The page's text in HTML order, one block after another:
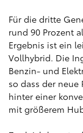
Für die dritte
rund 90 Prozent
Ergebnis ist ein
Vollhybrid. Die
Benzin- und
so dass der
hinter einer
mit größerem